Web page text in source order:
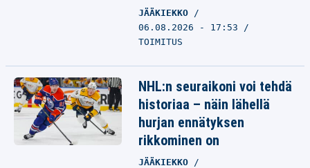
JÄÄKIEKKO
06.08.2026 - 17:53
TOIMITUS
NHL:n seuraikoni voi tehdä
historiaa – näin lähellä
hurjan ennätyksen
rikkominen on
JÄÄKIEKKO